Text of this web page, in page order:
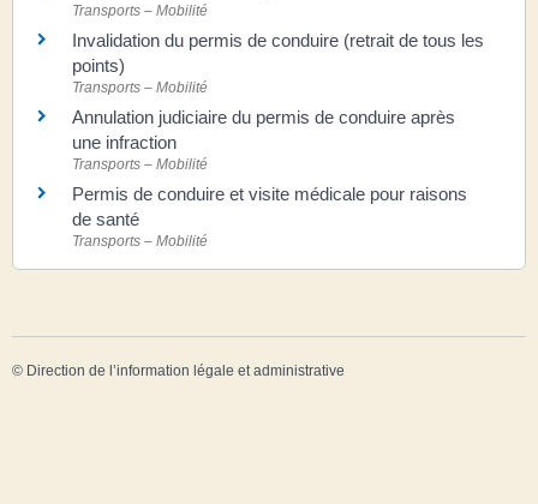
Transports – Mobilité
Invalidation du permis de conduire (retrait de tous les
points)
Transports – Mobilité
Annulation judiciaire du permis de conduire après
une infraction
Transports – Mobilité
Permis de conduire et visite médicale pour raisons
de santé
Transports – Mobilité
© Direction de l’information légale et administrative